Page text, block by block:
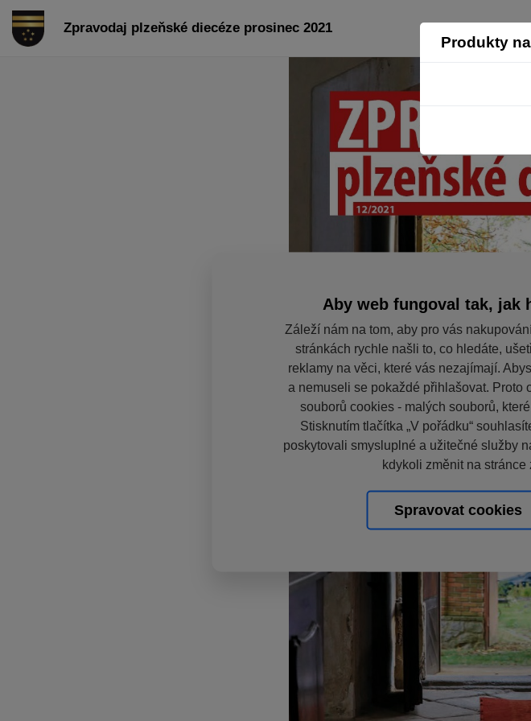
Produkty
Zpravodaj plzeňské diecéze prosinec 2021
Aby web fungoval tak, jak
Záleží nám na tom, aby pro vás
stránkách rychle našli to, co hledáte,
reklamy na věci, které vás nezajímají.
a nemuseli se pokaždé přihlašovat. Proto
souborů cookies - malých souborů,
Stisknutím tlačítka „V pořádku“
poskytovali smysluplné a užitečné služby
kdykoli změnit na
Spravovat cookies